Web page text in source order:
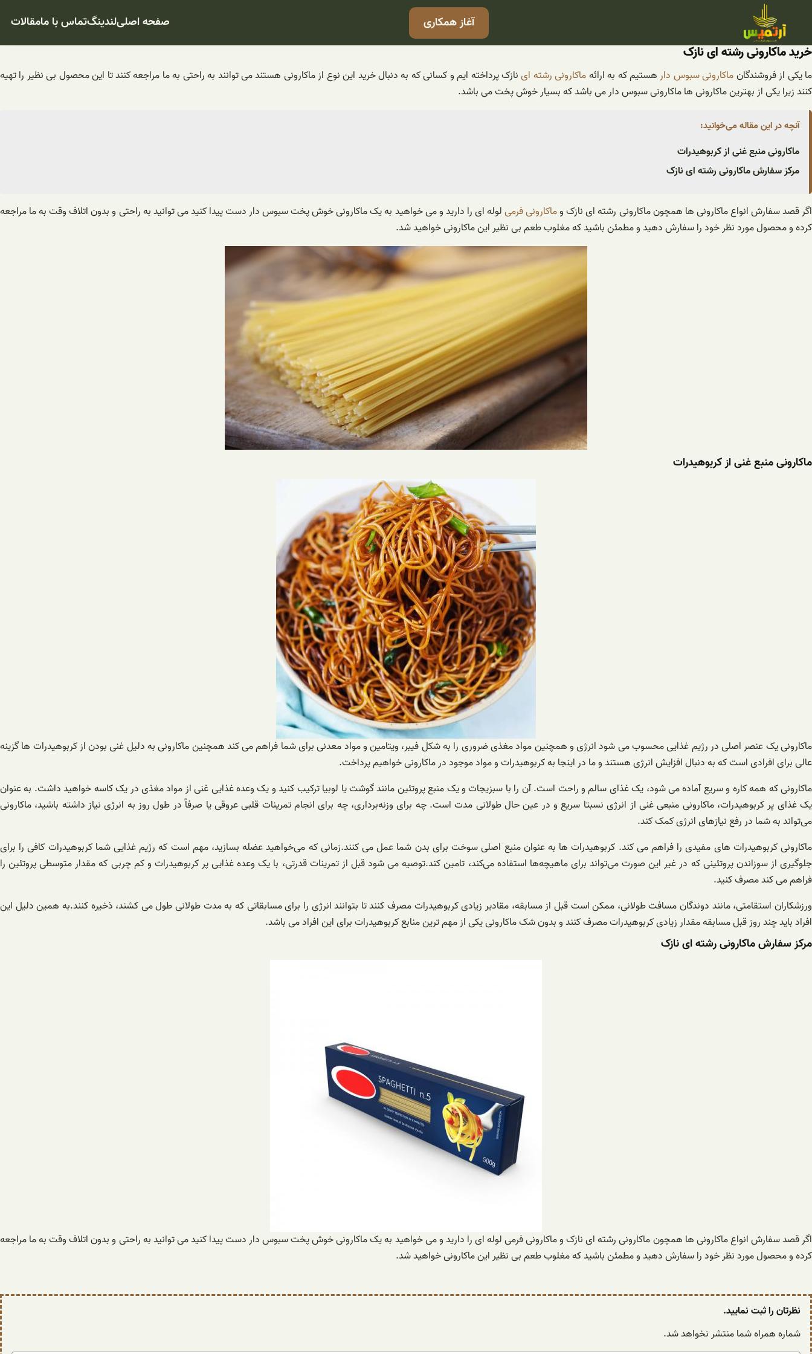
آغاز همکاری صفحه اصلیلندینگتماس با مامقالات
خرید ماکارونی رشته ای نازک
ما یکی از فروشندگانماکارونی سبوس دار هستیم که به ارائهماکارونی رشته اینازک پرداخته ایم و کسانی که به دنبال خرید این نوع از ماکارونی هستند می توانند به راحتی به ما مراجعه کنند تا این محصول بی نظیر را تهیه
کنند زیرا یکی از بهترین ماکارونی ها ماکارونی سبوس دار می باشد که بسیار خوش پخت می باشد.
آنچه در این مقاله می‌خوانید:
ماکارونی منبع غنی از کربوهیدرات
مرکز سفارش ماکارونی رشته ای نازک
اگر قصد سفارش انواع ماکارونی ها همچون ماکارونی رشته ای نازک وماکارونی فرمیلوله ای را دارید و می خواهید به یک ماکارونی خوش پخت سبوس دار دست پیدا کنید می توانید به راحتی و بدون اتلاف وقت به ما مراجعه
کرده و محصول مورد نظر خود را سفارش دهید و مطمئن باشید که مغلوب طعم بی نظیر این ماکارونی خواهید شد.
ماکارونی منبع غنی از کربوهیدرات
ماکارونی یک عنصر اصلی در رژیم غذایی محسوب می شود انرژی و همچنین مواد مغذی ضروری را به شکل فیبر، ویتامین و مواد معدنی برای شما فراهم می کند همچنین ماکارونی به دلیل غنی بودن از کربوهیدرات ها گزینه
عالی برای افرادی است که به دنبال افزایش انرژی هستند و ما در اینجا به کربوهیدرات و مواد موجود در ماکارونی خواهیم پرداخت.
ماکارونی که همه کاره و سریع آماده می شود، یک غذای سالم و راحت است. آن را با سبزیجات و یک منبع پروتئین مانند گوشت یا لوبیا ترکیب کنید و یک وعده غذایی غنی از مواد مغذی در یک کاسه خواهید داشت. به عنوان
یک غذای پر کربوهیدرات، ماکارونی منبعی غنی از انرژی نسبتا سریع و در عین حال طولانی مدت است. چه برای وزنه‌برداری، چه برای انجام تمرینات قلبی عروقی یا صرفاً در طول روز به انرژی نیاز داشته باشید، ماکارونی
می‌تواند به شما در رفع نیازهای انرژی کمک کند.
ماکارونی کربوهیدرات های مفیدی را فراهم می کند. کربوهیدرات ها به عنوان منبع اصلی سوخت برای بدن شما عمل می کنند.زمانی که می‌خواهید عضله بسازید، مهم است که رژیم غذایی شما کربوهیدرات کافی را برای
جلوگیری از سوزاندن پروتئینی که در غیر این صورت می‌تواند برای ماهیچه‌ها استفاده می‌کند، تامین کند.توصیه می شود قبل از تمرینات قدرتی، با یک وعده غذایی پر کربوهیدرات و کم چربی که مقدار متوسطی پروتئین را
فراهم می کند مصرف کنید.
ورزشکاران استقامتی، مانند دوندگان مسافت طولانی، ممکن است قبل از مسابقه، مقادیر زیادی کربوهیدرات مصرف کنند تا بتوانند انرژی را برای مسابقاتی که به مدت طولانی طول می کشند، ذخیره کنند.به همین دلیل این
افراد باید چند روز قبل مسابقه مقدار زیادی کربوهیدرات مصرف کنند و بدون شک ماکارونی یکی از مهم ترین منابع کربوهیدرات برای این افراد می باشد.
مرکز سفارش ماکارونی رشته ای نازک
اگر قصد سفارش انواع ماکارونی ها همچون ماکارونی رشته ای نازک و ماکارونی فرمی لوله ای را دارید و می خواهید به یک ماکارونی خوش پخت سبوس دار دست پیدا کنید می توانید به راحتی و بدون اتلاف وقت به ما مراجعه
کرده و محصول مورد نظر خود را سفارش دهید و مطمئن باشید که مغلوب طعم بی نظیر این ماکارونی خواهید شد.
نظرتان را ثبت نمایید.
شماره همراه شما منتشر نخواهد شد.